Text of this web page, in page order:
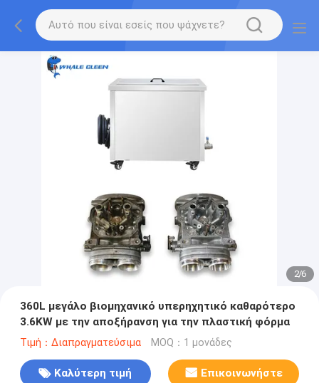
2/6
360L μεγάλο βιομηχανικό υπερηχητικό καθαρότερο
3.6KW με την αποξήρανση για την πλαστική φόρμα
Τιμή：Διαπραγματεύσιμα MOQ：1 μονάδες
Καλύτερη τιμή Επικοινωνήστε